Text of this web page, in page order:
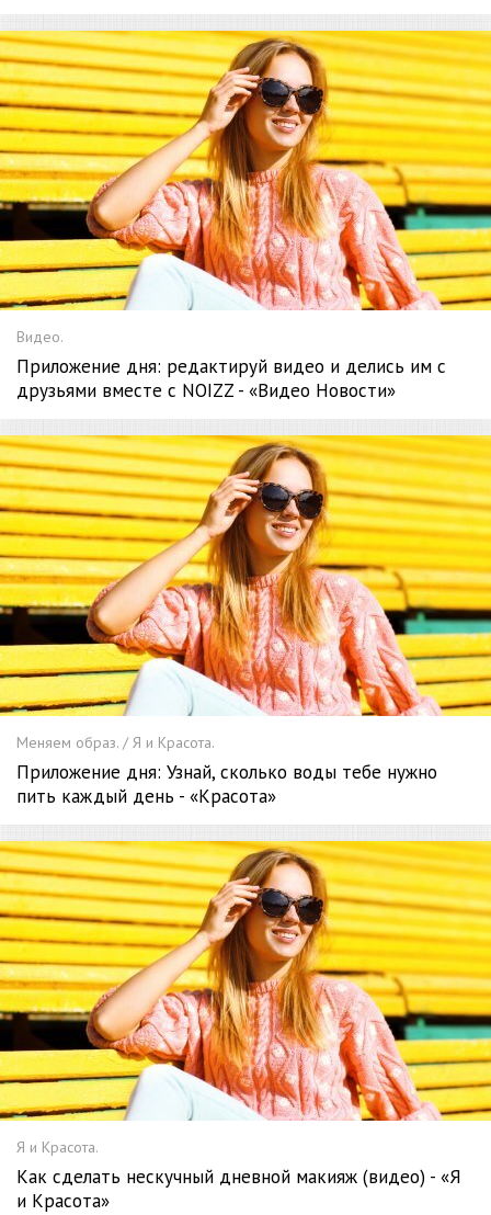
Видео.
Приложение дня: редактируй видео и делись им с
друзьями вместе с NOIZZ - «Видео Новости»
Меняем образ. / Я и Красота.
Приложение дня: Узнай, сколько воды тебе нужно
пить каждый день - «Красота»
Я и Красота.
Как сделать нескучный дневной макияж (видео) - «Я
и Красота»